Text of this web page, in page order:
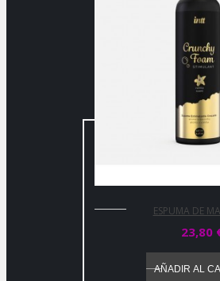
ESPUMA DE
23,80
AÑADIR AL